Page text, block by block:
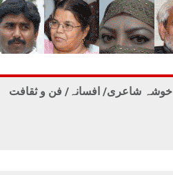
خوشہ شاعری/ افسانہ/ فن و ثقافت